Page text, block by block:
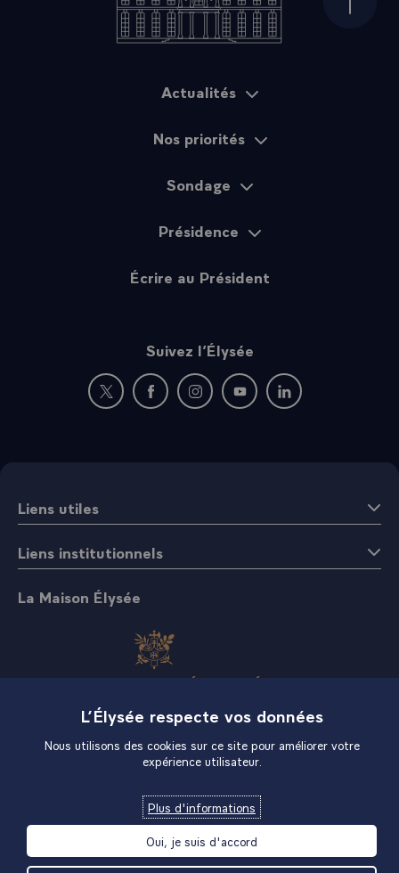
Haut
Actualités
Nos priorités
Sondage
Présidence
Écrire au Président
Suivez l’Élysée
Nouvelle fenêtre : rejoignez-nous sur Twitter
Nouvelle fenêtre : rejoignez-nous sur
Nouvelle fenêtre : rejoignez-nous
Nouvelle fenêtre :
Nouvelle fenêtre :
Liens utiles
Liens institutionnels
La Maison Élysée
Boutique
L’Élysée respecte vos données
Nous utilisons des cookies sur ce site pour améliorer votre
expérience utilisateur.
Plus d'informations
Oui, je suis d'accord